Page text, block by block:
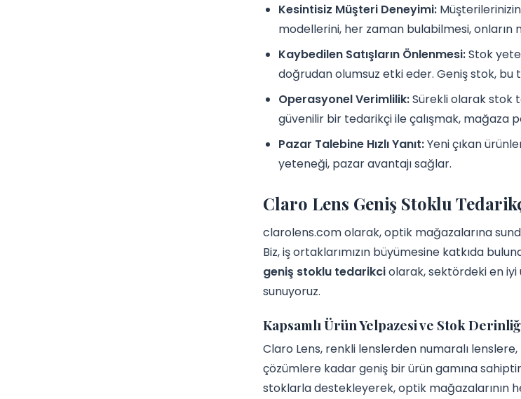
Kesintisiz Müşteri Deneyimi:
modellerini, her zaman bulabilmesi, onların
Kaybedilen Satışların Önlenmesi:Stok
doğrudan olumsuz etki eder. Geniş stok, bu
Operasyonel Verimlilik:Sürekli olarak stok
güvenilir bir tedarikçi ile çalışmak, mağaza
Pazar Talebine Hızlı Yanıt:Yeni çıkan
yeteneği, pazar avantajı sağlar.
Claro Lens Geniş Stoklu
clarolens.com olarak, optik mağazalarına
Biz, iş ortaklarımızın büyümesine katkıda
geniş stoklu tedarikciolarak, sektördeki en
sunuyoruz.
Kapsamlı Ürün Yelpazesi ve Stok
Claro Lens, renkli lenslerden numaralı
çözümlere kadar geniş bir ürün gamına
stoklarla destekleyerek, optik mağazalarının